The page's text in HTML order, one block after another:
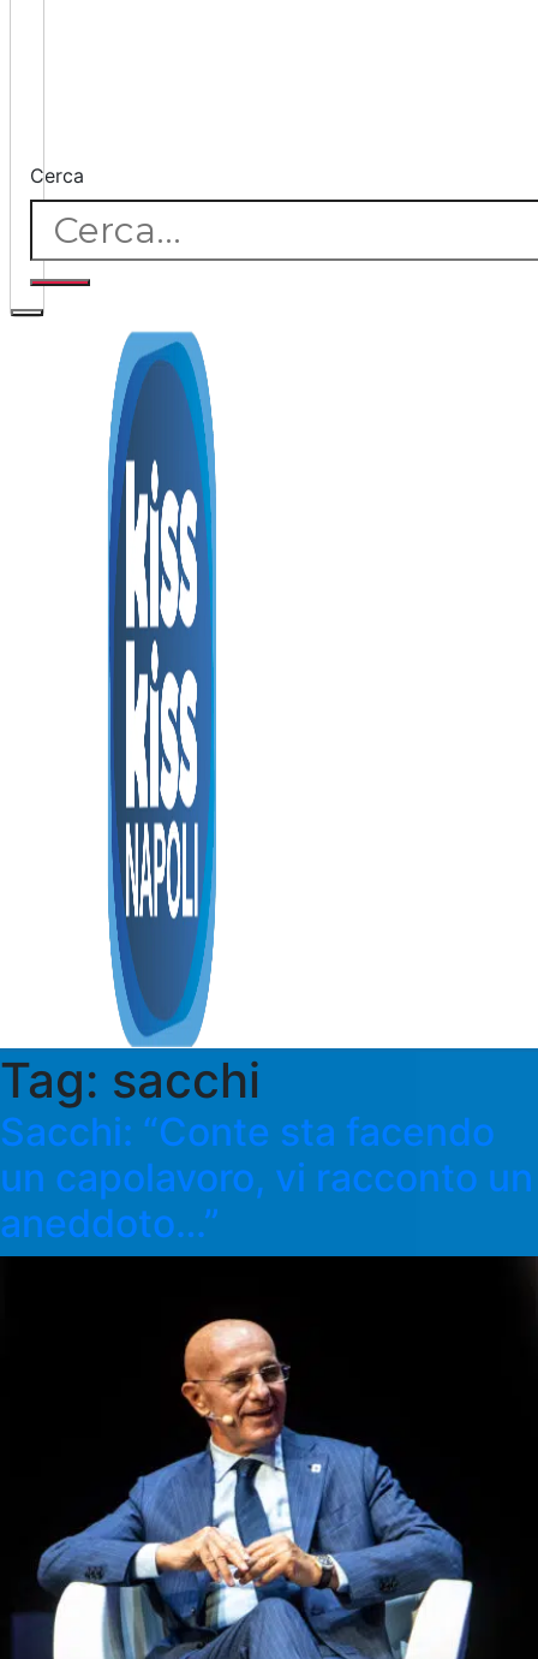
Cerca
Tag: sacchi
Sacchi: “Conte sta facendo
un capolavoro, vi racconto un
aneddoto…”